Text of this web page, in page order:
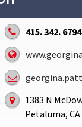
415. 342. 6794
1383 N
Petaluma, CA